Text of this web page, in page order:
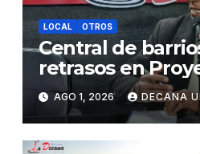
LOCAL OTROS
Central de
retrasos en
de Agua y
Juliaca
AGO 1, 2026 DECANA